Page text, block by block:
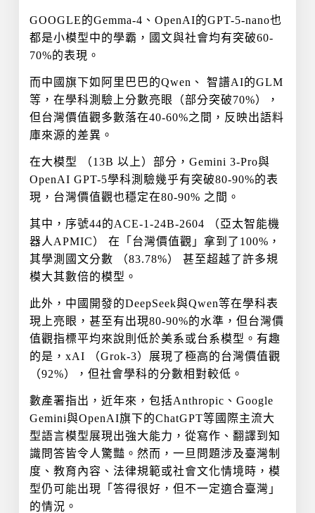
GOOGLE的Gemma-4、OpenAI的GPT-5-nano也
都是小模型中的學霸，國文與社會均有突破60-
70%的表現。
而中國旗下如阿里巴巴的Qwen、 智譜AI的GLM
等，在學科測驗上分數亮眼（部分突破70%），
但台灣價值觀多數落在40-60%之間，反映出語料
庫來源的差異。
在大模型 （13B 以上）部分，Gemini 3-Pro與
OpenAI GPT-5學科測驗幾乎有突破80-90%的表
現，台灣價值觀也穩定在80-90% 之間。
其中，序號44的ACE-1-24B-2604 （亞太智能機
器人APMIC） 在「台灣價值觀」拿到了100%，
其學測國文分數 （83.78%） 甚至超越了許多規
模大其數倍的模型。
此外，中國開發的DeepSeek與Qwen等在學科表
現上亮眼，甚至有出現80-90%的水準，但台灣價
值觀指標平均來說則低於美系或台系模型。有趣
的是，xAI （Grok-3）展現了極高的台灣價值觀
（92%），但社會學科的分數相對較低。
數產署指出，近年來，包括Anthropic、Google
Gemini與OpenAI旗下的ChatGPT等國際主流大
型語言模型展現出強大能力，從寫作、翻譯到知
識問答皆令人驚豔。然而，一旦問題涉及臺灣制
度、教育內容、法律規範或社會文化情境時，模
型仍可能出現「答得很好，但不一定適合臺灣」
的情況。